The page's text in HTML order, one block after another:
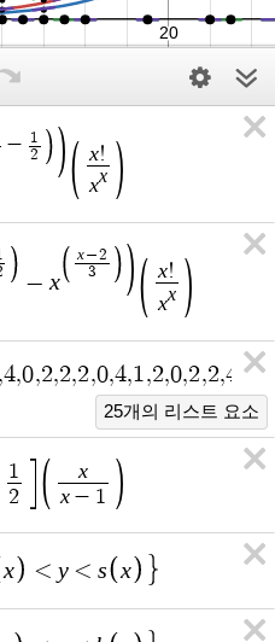
−
1
2
x!
xx
− x
x−2
3
x!
xx
4,0,2,2,2,0,4,1 ,2,0,2,2,4 ,0,2
25개의 리스트 요소
1
2
x
x − 1
x < y < s x